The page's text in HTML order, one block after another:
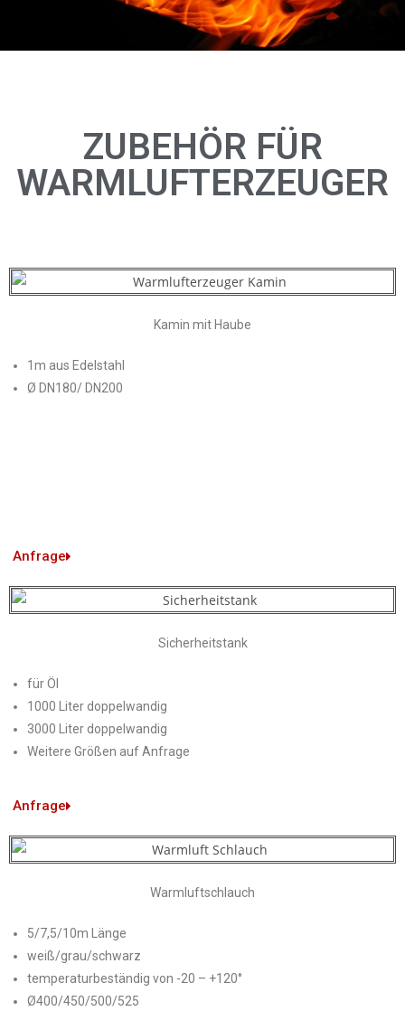
ZUBEHÖR FÜR
WARMLUFTERZEUGER
Kamin mit Haube
1m aus Edelstahl
Ø DN180/ DN200
Anfrage
Sicherheitstank
für Öl
1000 Liter doppelwandig
3000 Liter doppelwandig
Weitere Größen auf Anfrage
Anfrage
Warmluftschlauch
5/7,5/10m Länge
weiß/grau/schwarz
temperaturbeständig von -20 – +120°
Ø400/450/500/525